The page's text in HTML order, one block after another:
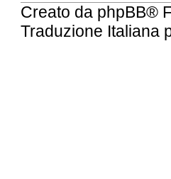
Creato da phpBB®
Traduzione Italiana